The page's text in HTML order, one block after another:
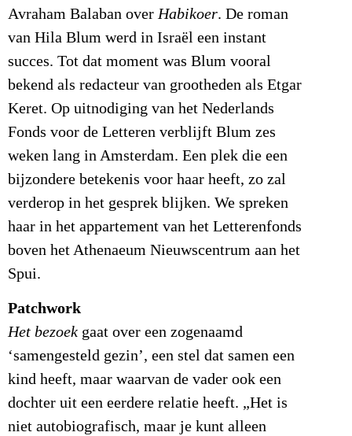
Avraham Balaban overHabikoer. De roman
van Hila Blum werd in Israël een instant
succes. Tot dat moment was Blum vooral
bekend als redacteur van grootheden als Etgar
Keret. Op uitnodiging van het Nederlands
Fonds voor de Letteren verblijft Blum zes
weken lang in Amsterdam. Een plek die een
bijzondere betekenis voor haar heeft, zo zal
verderop in het gesprek blijken. We spreken
haar in het appartement van het Letterenfonds
boven het Athenaeum Nieuwscentrum aan het
Spui.
Patchwork
Het bezoek gaat over een zogenaamd
‘samengesteld gezin’, een stel dat samen een
kind heeft, maar waarvan de vader ook een
dochter uit een eerdere relatie heeft. „Het is
niet autobiografisch, maar je kunt alleen